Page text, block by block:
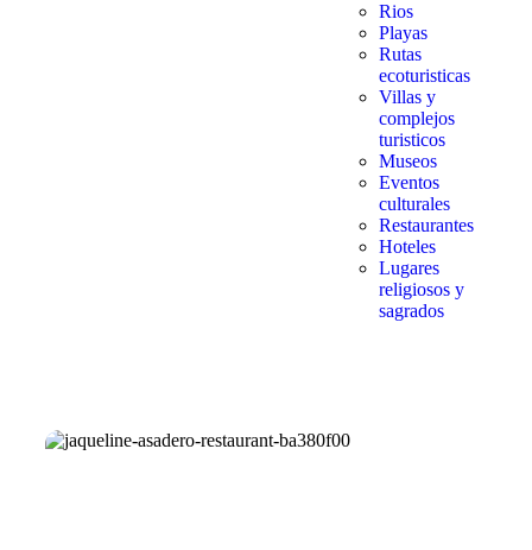
Rios
Playas
Rutas
ecoturisticas
Villas y
complejos
turisticos
Museos
Eventos
culturales
Restaurantes
Hoteles
Lugares
religiosos y
sagrados